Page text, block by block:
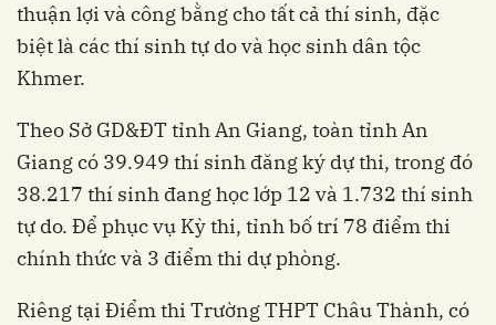
thuận lợi và công bằng cho tất cả thí sinh, đặc
biệt là các thí sinh tự do và học sinh dân tộc
Khmer.
Theo Sở GD&ĐT tỉnh An Giang, toàn tỉnh An
Giang có 39.949 thí sinh đăng ký dự thi, trong đó
38.217 thí sinh đang học lớp 12 và 1.732 thí sinh
tự do. Để phục vụ Kỳ thi, tỉnh bố trí 78 điểm thi
chính thức và 3 điểm thi dự phòng.
Riêng tại Điểm thi Trường THPT Châu Thành, có